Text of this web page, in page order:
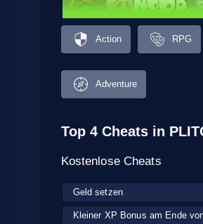
Action RPG
Adventure
Top 4 Cheats in
Kostenlose Cheats
Geld setzen
Kleiner XP Bonus am Ende